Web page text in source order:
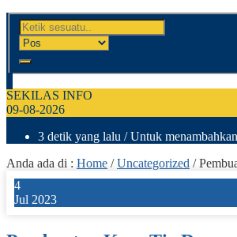
SEKILAS INFO
09-08-2026
3 detik yang lalu / Untuk
Anda ada di : Home /Uncategorized /
4
Jul 2023